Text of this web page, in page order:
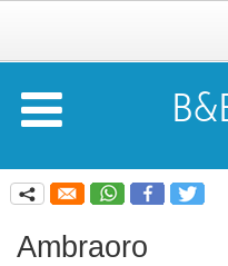

q
Ambraoro